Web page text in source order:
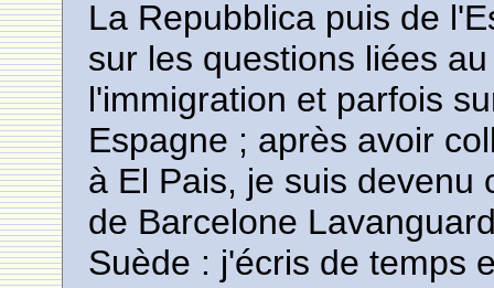
La Repubblica puis de
sur les questions liées
l'immigration et parfois
Espagne ; après avoir
à El Pais, je suis devenu
de Barcelone
Suède : j'écris de temps